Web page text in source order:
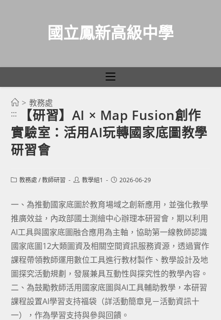
國立鳳新高級中學
> 教務處
:::
【研習】AI × Map Fusion創作
實驗室：活用AI玩轉國家底圖教學
研習會
Post教務處 / 教師研習
Post教學組1
Post2026-06-29
一、為推動國家底圖於教育場域之創新應用，並強化教學
推廣效益，內政部國土測繪中心辦理本研習會，期以利用
AI工具與國家底圖融合應用為主軸，協助第一線教師認識
國家底圖12大類圖資及相關空間資訊服務資源，透過實作
課程帶領教師運用數位工具進行教材製作、教學設計及地
圖探究活動規劃，發展兼具互動性與探究性的教學內容。
二、為鼓勵教師活用國家底圖與AI工具輔助教學，本研習
課程設置AI學習支持福袋（詳活動簡章見－活動資訊十
一），作為學習支持與參與回饋。